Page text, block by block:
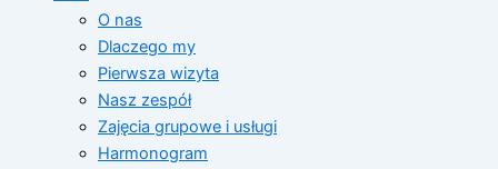
O nas
Dlaczego my
Pierwsza wizyta
Nasz zespół
Zajęcia grupowe i usługi
Harmonogram